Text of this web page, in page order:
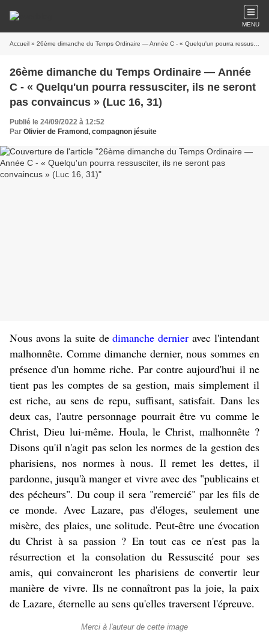
MENU
Accueil » 26ème dimanche du Temps Ordinaire — Année C - « Quelqu'un pourra ressusciter, ils ne seront pas convaincus » (Luc 16, 31)
26ème dimanche du Temps Ordinaire — Année
C - « Quelqu'un pourra ressusciter, ils ne seront
pas convaincus » (Luc 16, 31)
Publié le 24/09/2022 à 12:52
Par Olivier de Framond, compagnon jésuite
Nous avons la suite dedimanche dernier avec l'intendant
malhonnête. Comme dimanche dernier, nous sommes en
présence d'un homme riche. Par contre aujourd'hui il ne
tient pas les comptes de sa gestion, mais simplement il
est riche, au sens de repu, suffisant, satisfait. Dans les
deux cas, l'autre personnage pourrait être vu comme le
Christ, Dieu lui-même. Houla, le Christ, malhonnête ?
Disons qu'il n'agit pas selon les normes de la gestion des
pharisiens, nos normes à nous. Il remet les dettes, il
pardonne, jusqu'à manger et vivre avec des "publicains et
des pécheurs". Du coup il sera "remercié" par les fils de
ce monde. Avec Lazare, pas d'éloges, seulement une
misère, des plaies, une solitude. Peut-être une évocation
du Christ à sa passion ? En tout cas ce n'est pas la
résurrection et la consolation du Ressuscité pour ses
amis, qui convaincront les pharisiens de convertir leur
manière de vivre. Ils ne connaîtront pas la joie, la paix
de Lazare, éternelle au sens qu'elles traversent l'épreuve.
Merci à l'auteur de cette image